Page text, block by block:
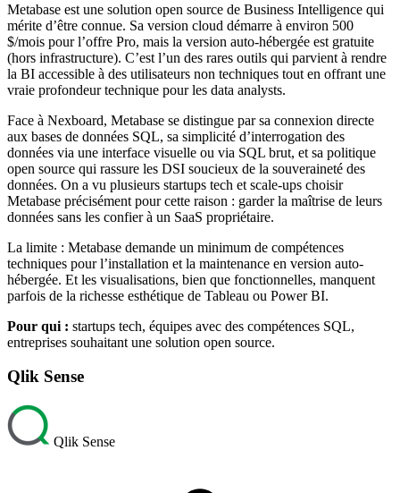
Metabase est une solution open source de Business Intelligence qui
mérite d’être connue. Sa version cloud démarre à environ 500
$/mois pour l’offre Pro, mais la version auto-hébergée est gratuite
(hors infrastructure). C’est l’un des rares outils qui parvient à rendre
la BI accessible à des utilisateurs non techniques tout en offrant une
vraie profondeur technique pour les data analysts.
Face à Nexboard, Metabase se distingue par sa connexion directe
aux bases de données SQL, sa simplicité d’interrogation des
données via une interface visuelle ou via SQL brut, et sa politique
open source qui rassure les DSI soucieux de la souveraineté des
données. On a vu plusieurs startups tech et scale-ups choisir
Metabase précisément pour cette raison : garder la maîtrise de leurs
données sans les confier à un SaaS propriétaire.
La limite : Metabase demande un minimum de compétences
techniques pour l’installation et la maintenance en version auto-
hébergée. Et les visualisations, bien que fonctionnelles, manquent
parfois de la richesse esthétique de Tableau ou Power BI.
Pour qui : startups tech, équipes avec des compétences SQL,
entreprises souhaitant une solution open source.
Qlik Sense
Qlik Sense